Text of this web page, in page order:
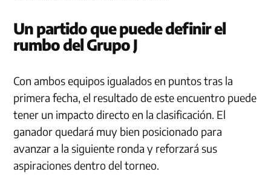
Un partido que puede definir el
rumbo del Grupo J
Con ambos equipos igualados en puntos tras la
primera fecha, el resultado de este encuentro puede
tener un impacto directo en la clasificación. El
ganador quedará muy bien posicionado para
avanzar a la siguiente ronda y reforzará sus
aspiraciones dentro del torneo.